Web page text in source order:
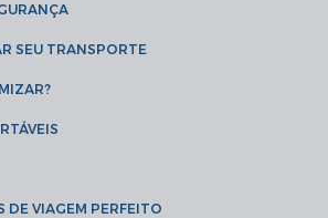
SEU TRANSPORTE
DE VIAGEM PERFEITO